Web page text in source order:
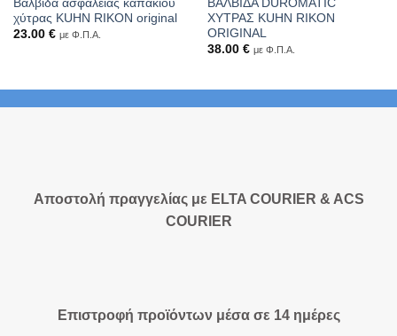
Βαλβίδα ασφαλείας καπακιού
χύτρας KUHN RIKON original
23.00 € με Φ.Π.Α.
ΒΑΛΒΙΔΑ DUROMATIC
ΧΥΤΡΑΣ KUHN RIKON
ORIGINAL
38.00 € με Φ.Π.Α.
Αποστολή πραγγελίας με ELTA COURIER & ACS
COURIER
Επιστροφή προϊόντων μέσα σε 14 ημέρες